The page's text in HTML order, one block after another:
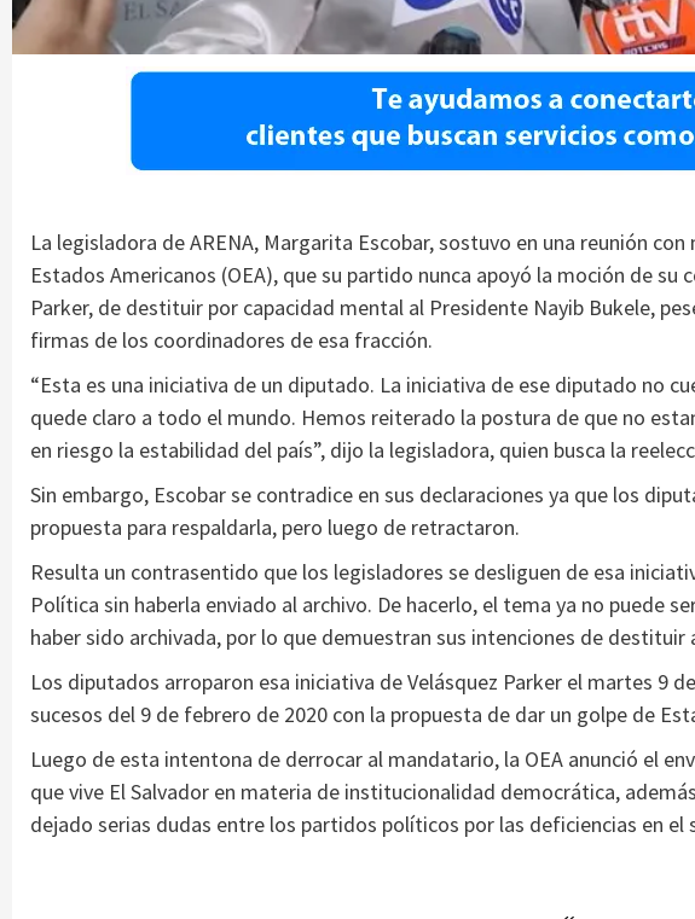
La legisladora de ARENA, Margarita Escobar, sostuvo en una reunión
Estados Americanos (OEA), que su partido nunca apoyó la moción de su
Parker, de destituir por capacidad mental al Presidente Nayib Bukele,
firmas de los coordinadores de esa fracción.
“Esta es una iniciativa de un diputado. La iniciativa de ese diputado no
quede claro a todo el mundo. Hemos reiterado la postura de que no
en riesgo la estabilidad del país”, dijo la legisladora, quien busca la
Sin embargo, Escobar se contradice en sus declaraciones ya que los
propuesta para respaldarla, pero luego de retractaron.
Resulta un contrasentido que los legisladores se desliguen de esa
Política sin haberla enviado al archivo. De hacerlo, el tema ya no puede
haber sido archivada, por lo que demuestran sus intenciones de destituir
Los diputados arroparon esa iniciativa de Velásquez Parker el martes 9
sucesos del 9 de febrero de 2020 con la propuesta de dar un golpe de
Luego de esta intentona de derrocar al mandatario, la OEA anunció el
que vive El Salvador en materia de institucionalidad democrática,
dejado serias dudas entre los partidos políticos por las deficiencias en